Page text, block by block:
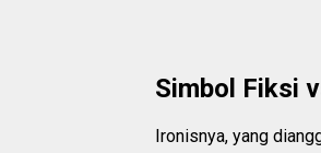
Simbol Fiksi
Ironisnya, yang